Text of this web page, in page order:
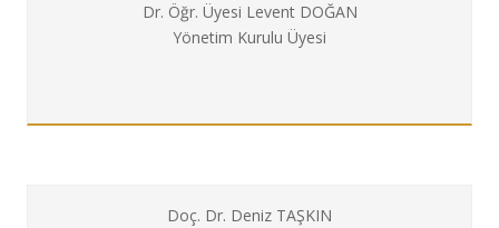
Dr. Öğr. Üyesi Levent DOĞAN
Yönetim Kurulu Üyesi
Doç. Dr. Deniz TAŞKIN